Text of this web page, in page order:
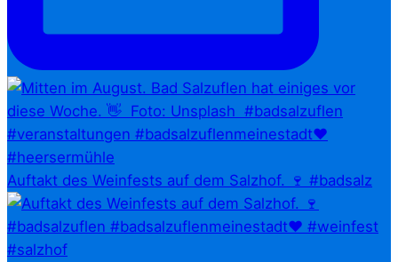
Auftakt des Weinfests auf dem Salzhof. 🍷 #badsalz